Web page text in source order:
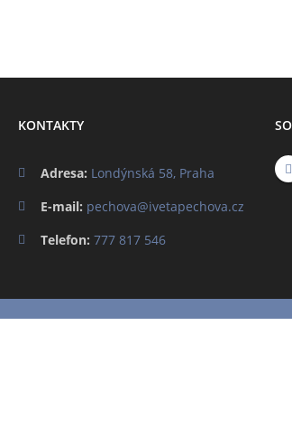
KONTAKTY
Adresa: Londýnská 58, Praha
E-mail: pechova@ivetapechova.cz
Telefon: 777 817 546